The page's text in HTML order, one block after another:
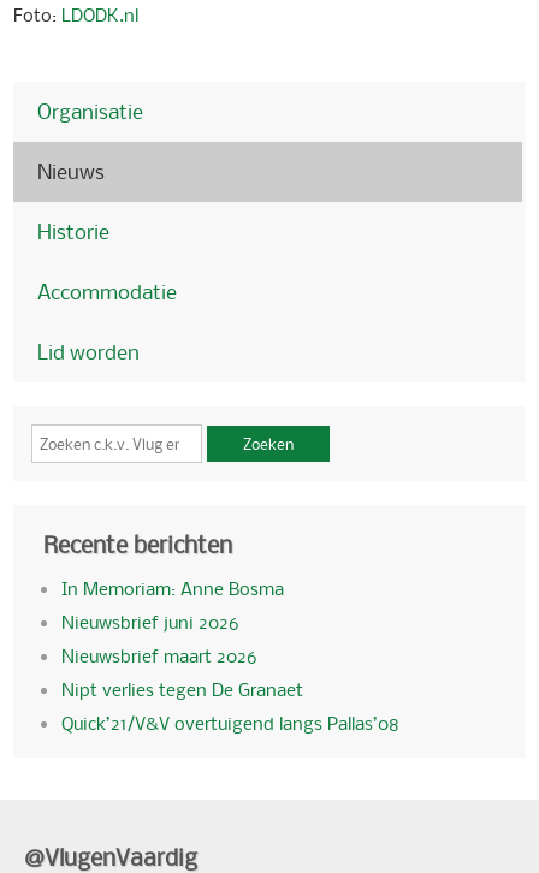
Foto: LDODK.nl
Organisatie
Nieuws
Historie
Accommodatie
Lid worden
Zoeken
Recente berichten
In Memoriam: Anne Bosma
Nieuwsbrief juni 2026
Nieuwsbrief maart 2026
Nipt verlies tegen De Granaet
Quick’21/V&V overtuigend langs Pallas’08
@VlugenVaardig